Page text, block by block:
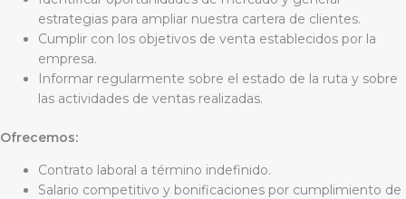
estrategias para ampliar nuestra cartera de clientes.
Cumplir con los objetivos de venta establecidos por la
empresa.
Informar regularmente sobre el estado de la ruta y sobre
las actividades de ventas realizadas.
Ofrecemos:
Contrato laboral a término indefinido.
Salario competitivo y bonificaciones por cumplimiento de